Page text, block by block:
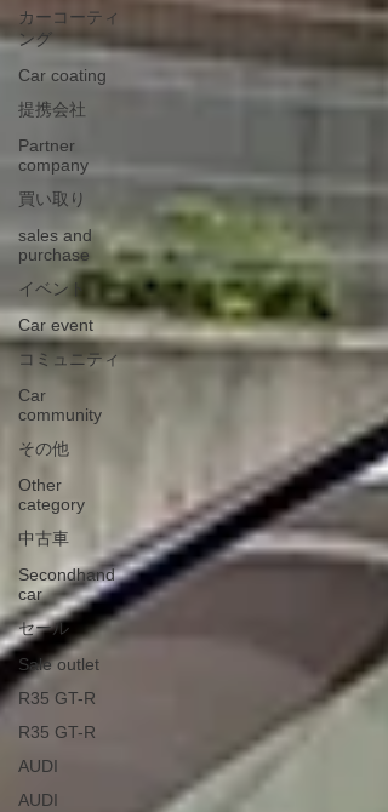
カーコーティ
ング
Car coating
提携会社
Partner
company
買い取り
sales and
purchase
イベント
Car event
コミュニティ
Car
community
その他
Other
category
中古車
Secondhand
car
セール
Sale outlet
R35 GT-R
R35 GT-R
AUDI
AUDI